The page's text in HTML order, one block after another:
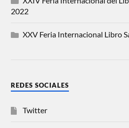
2022
XXV Feria Internacional Libro
REDES SOCIALES
Twitter